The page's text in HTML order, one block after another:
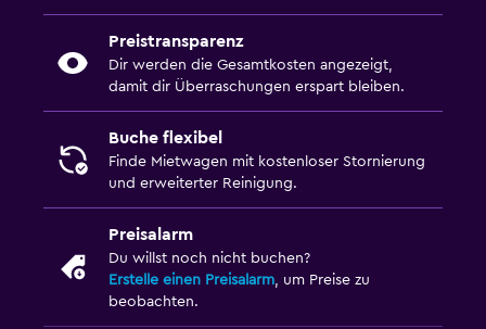
Preistransparenz
Dir werden die Gesamtkosten angezeigt,
damit dir Überraschungen erspart bleiben.
Buche flexibel
Finde Mietwagen mit kostenloser Stornierung
und erweiterter Reinigung.
Preisalarm
Du willst noch nicht buchen?
Erstelle einen Preisalarm, um Preise zu
beobachten.